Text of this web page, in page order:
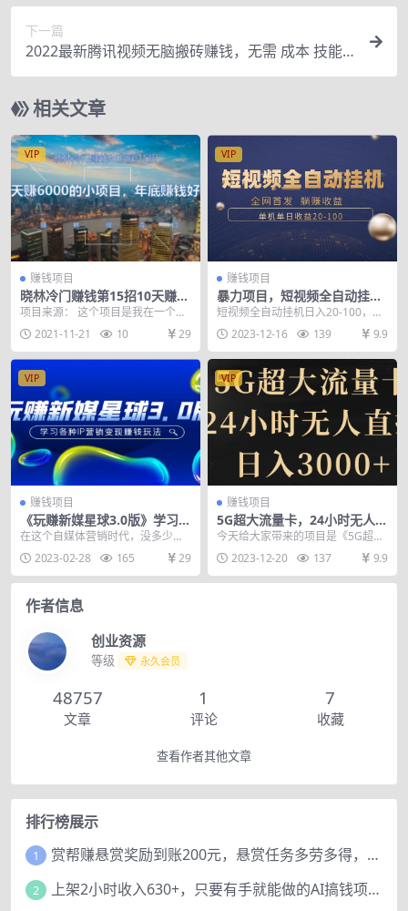
下一篇
2022最新腾讯视频无脑搬砖赚钱，无需 成本 技能
引流，实测一天撸十几块
相关文章
VIP
赚钱项目
晓林冷门赚钱第15招10天赚60
00的小项目，年底赚钱好项目
项目来源： 这个项目是我在一个群
里发现的，研究了下，确实是一个
比较好的项目，而且...
2021-11-21 10 29
VIP
赚钱项目
暴力项目，短视频全自动挂
机，单号收益20-100
短视频全自动挂机日入20-100，软
件全自动，多号破百 软件全自动挂
机随便一天几...
2023-12-16 139 9.9
VIP
赚钱项目
《玩赚新媒星球3.0版》学习各
种IP营销变现赚钱玩法（价值
在这个自媒体营销时代，没多少人
记住出过几篇爆款的你，但是却可
以记住一年365天都...
2023-02-28 165 29
VIP
赚钱项目
5G超大流量卡，24小时无人直
播，日入3000+
今天给大家带来的项目是《5G超大
流量卡，24小时无人直播，日入30
00+》 流量...
2023-12-20 137 9.9
作者信息
创业资源
等级 永久会员
48757
文章
1
评论
7
收藏
查看作者其他文章
排行榜展示
1 赏帮赚悬赏奖励到账200元，悬赏任务多劳多得，人人可做。
2 上架2小时收入630+，只要有手就能做的AI搞钱项目，奶奶看完都能学会!